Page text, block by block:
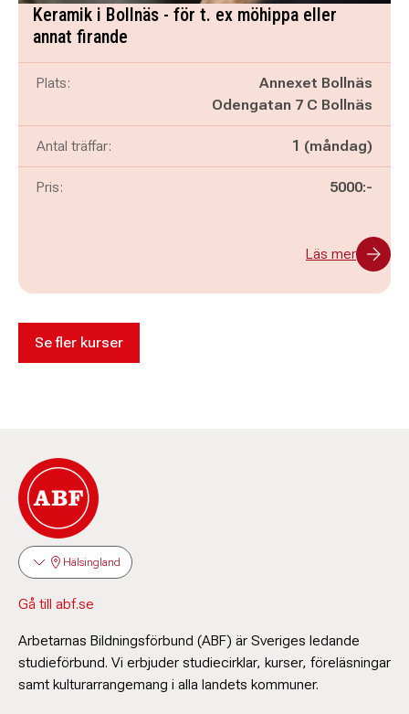
Keramik i Bollnäs - för t. ex möhippa eller
annat firande
Plats:
Annexet Bollnäs
Odengatan 7 C Bollnäs
Antal träffar: 1 (måndag)
Pris: 5000:-
Läs mer
Se fler kurser
Hälsingland
Gå till abf.se
Arbetarnas Bildningsförbund (ABF) är Sveriges ledande
studieförbund. Vi erbjuder studiecirklar, kurser, föreläsningar
samt kulturarrangemang i alla landets kommuner.